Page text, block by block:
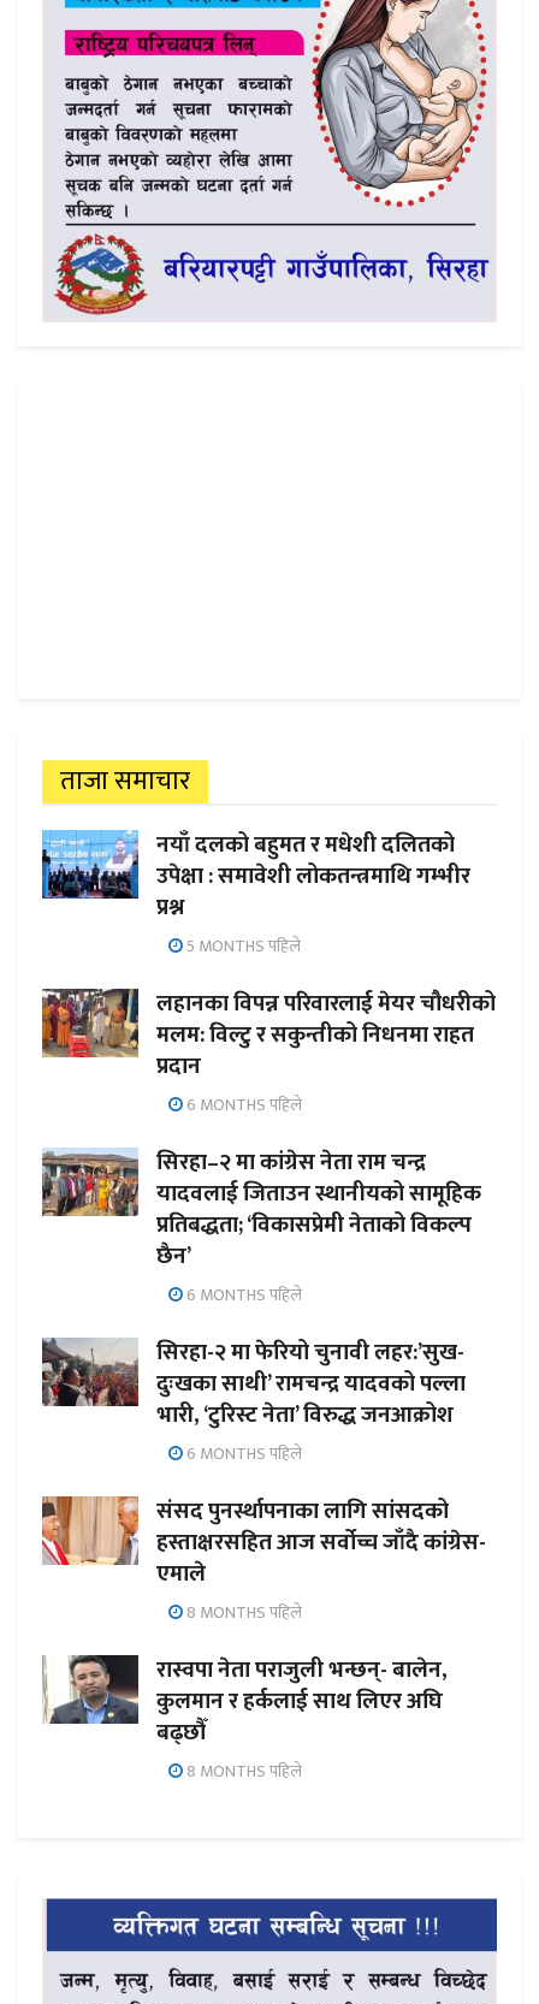
ताजा समाचार
नयाँ दलको बहुमत र मधेशी दलितको
उपेक्षा : समावेशी लोकतन्त्रमाथि गम्भीर
प्रश्न
5 MONTHS पहिले
लहानका विपन्न परिवारलाई मेयर चौधरीको
मलम: विल्टु र सकुन्तीको निधनमा राहत
प्रदान
6 MONTHS पहिले
सिरहा–२ मा कांग्रेस नेता राम चन्द्र
यादवलाई जिताउन स्थानीयको सामूहिक
प्रतिबद्धता; ‘विकासप्रेमी नेताको विकल्प
छैन’
6 MONTHS पहिले
सिरहा-२ मा फेरियो चुनावी लहर:’सुख-
दुःखका साथी’ रामचन्द्र यादवको पल्ला
भारी, ‘टुरिस्ट नेता’ विरुद्ध जनआक्रोश
6 MONTHS पहिले
संसद पुनर्स्थापनाका लागि सांसदको
हस्ताक्षरसहित आज सर्वोच्च जाँदै कांग्रेस-
एमाले
8 MONTHS पहिले
रास्वपा नेता पराजुली भन्छन्- बालेन,
कुलमान र हर्कलाई साथ लिएर अघि
बढ्छौँ
8 MONTHS पहिले